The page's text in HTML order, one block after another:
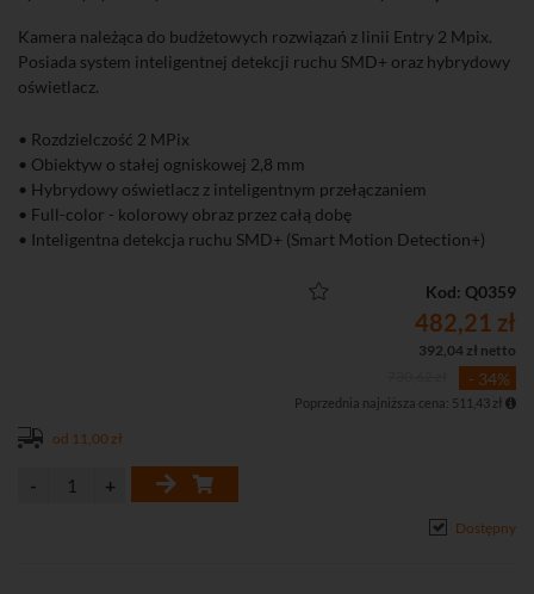
Kamera należąca do budżetowych rozwiązań z linii Entry 2 Mpix.
Posiada system inteligentnej detekcji ruchu SMD+ oraz hybrydowy
oświetlacz.
• Rozdzielczość 2 MPix
• Obiektyw o stałej ogniskowej 2,8 mm
• Hybrydowy oświetlacz z inteligentnym przełączaniem
• Full-color - kolorowy obraz przez całą dobę
• Inteligentna detekcja ruchu SMD+ (Smart Motion Detection+)
• Funkcje obrazu: 3D-DNR, ROI, BLC, HLC, tryb korytarzowyKod: Q0359
482,21 zł
392,04 zł netto
- 34%
Poprzednia najniższa cena: 511,43 zł
od 11,00 zł
Dostępny